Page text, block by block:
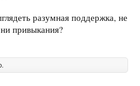
разумная поддержка, не
привыкания?